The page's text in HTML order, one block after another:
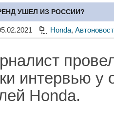
УШЕЛ ИЗ РОССИИ?
Honda,
интервью
Honda.